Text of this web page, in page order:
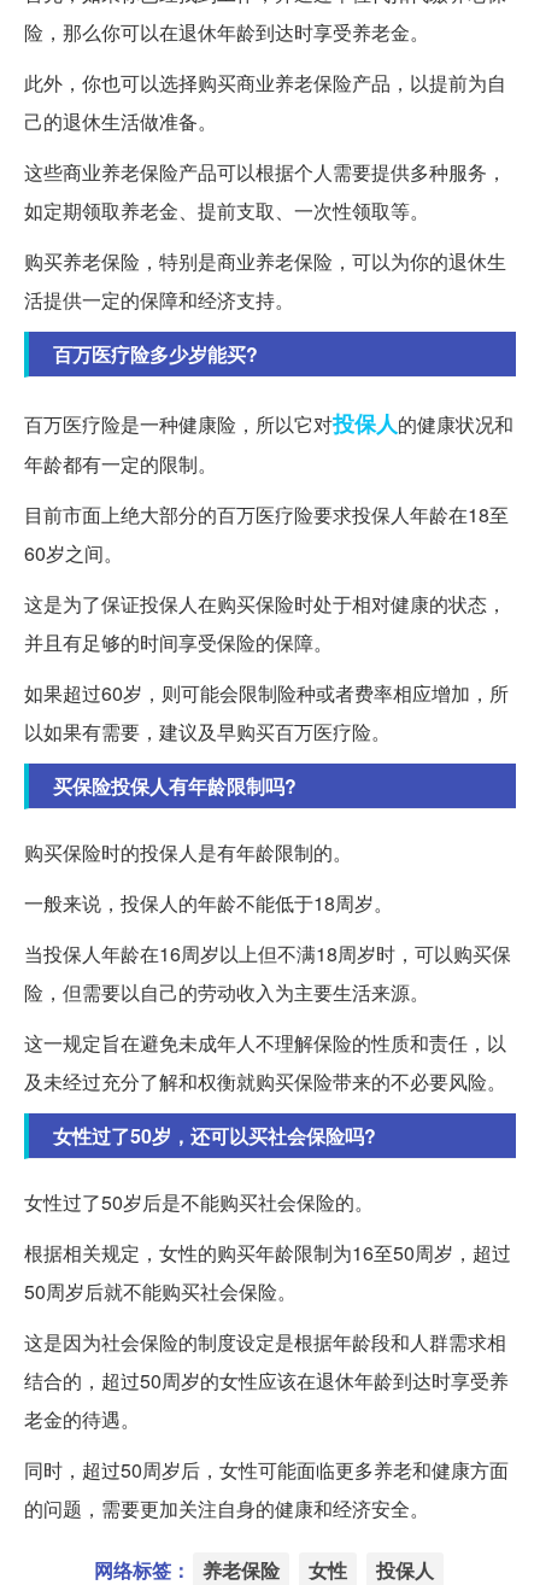
险，那么你可以在退休年龄到达时享受养老金。
此外，你也可以选择购买商业养老保险产品，以提前为自
己的退休生活做准备。
这些商业养老保险产品可以根据个人需要提供多种服务，
如定期领取养老金、提前支取、一次性领取等。
购买养老保险，特别是商业养老保险，可以为你的退休生
活提供一定的保障和经济支持。
百万医疗险多少岁能买?
百万医疗险是一种健康险，所以它对投保人的健康状况和
年龄都有一定的限制。
目前市面上绝大部分的百万医疗险要求投保人年龄在18至
60岁之间。
这是为了保证投保人在购买保险时处于相对健康的状态，
并且有足够的时间享受保险的保障。
如果超过60岁，则可能会限制险种或者费率相应增加，所
以如果有需要，建议及早购买百万医疗险。
买保险投保人有年龄限制吗?
购买保险时的投保人是有年龄限制的。
一般来说，投保人的年龄不能低于18周岁。
当投保人年龄在16周岁以上但不满18周岁时，可以购买保
险，但需要以自己的劳动收入为主要生活来源。
这一规定旨在避免未成年人不理解保险的性质和责任，以
及未经过充分了解和权衡就购买保险带来的不必要风险。
女性过了50岁，还可以买社会保险吗?
女性过了50岁后是不能购买社会保险的。
根据相关规定，女性的购买年龄限制为16至50周岁，超过
50周岁后就不能购买社会保险。
这是因为社会保险的制度设定是根据年龄段和人群需求相
结合的，超过50周岁的女性应该在退休年龄到达时享受养
老金的待遇。
同时，超过50周岁后，女性可能面临更多养老和健康方面
的问题，需要更加关注自身的健康和经济安全。
网络标签： 养老保险 女性 投保人